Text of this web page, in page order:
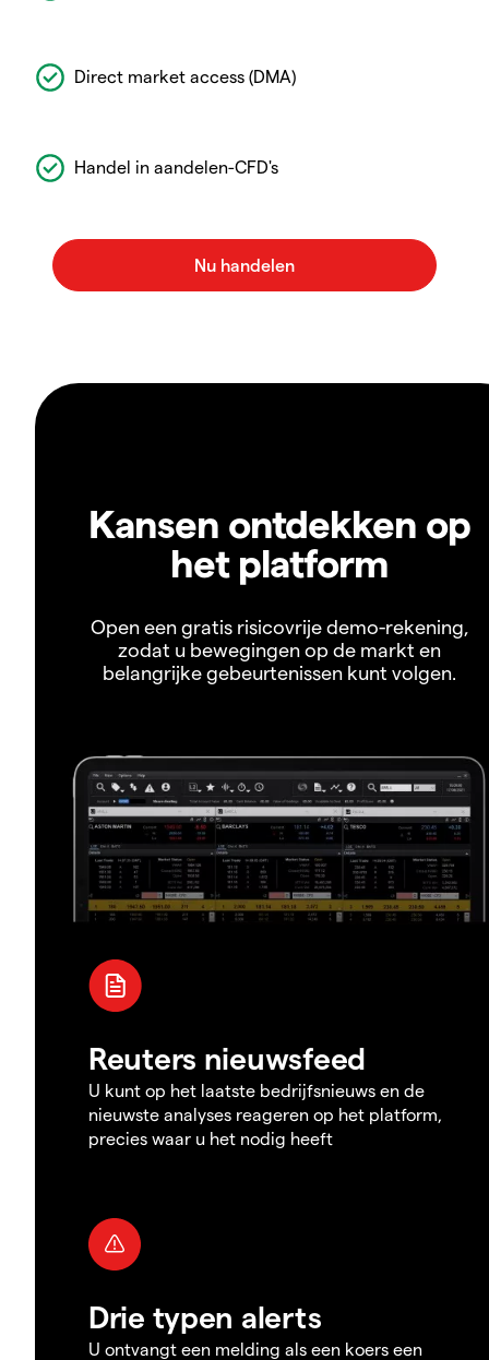
Direct market access (DMA)
Handel in aandelen-CFD's
Kansen ontdekken op
het platform
Open een gratis risicovrije demo-rekening,
zodat u bewegingen op de markt en
belangrijke gebeurtenissen kunt volgen.
Reuters nieuwsfeed
U kunt op het laatste bedrijfsnieuws en de
nieuwste analyses reageren op het platform,
precies waar u het nodig heeft
Drie typen alerts
U ontvangt een melding als een koers een